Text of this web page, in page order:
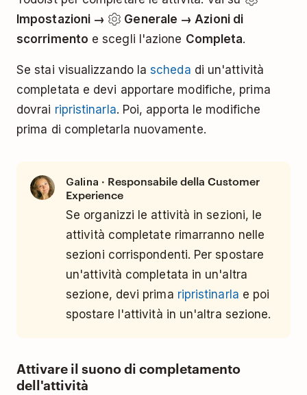
Impostazioni →
Generale → Azioni di
scorrimento e scegli l'azione Completa.
Se stai visualizzando lascheda di un'attività
completata e devi apportare modifiche, prima
dovrai ripristinarla. Poi, apporta le modifiche
prima di completarla nuovamente.
Galina · Responsabile della Customer
Experience
Se organizzi le attività in sezioni, le
attività completate rimarranno nelle
sezioni corrispondenti. Per spostare
un'attività completata in un'altra
sezione, devi prima ripristinarla e poi
spostare l'attività in un'altra sezione.
Attivare il suono di completamento
dell'attività